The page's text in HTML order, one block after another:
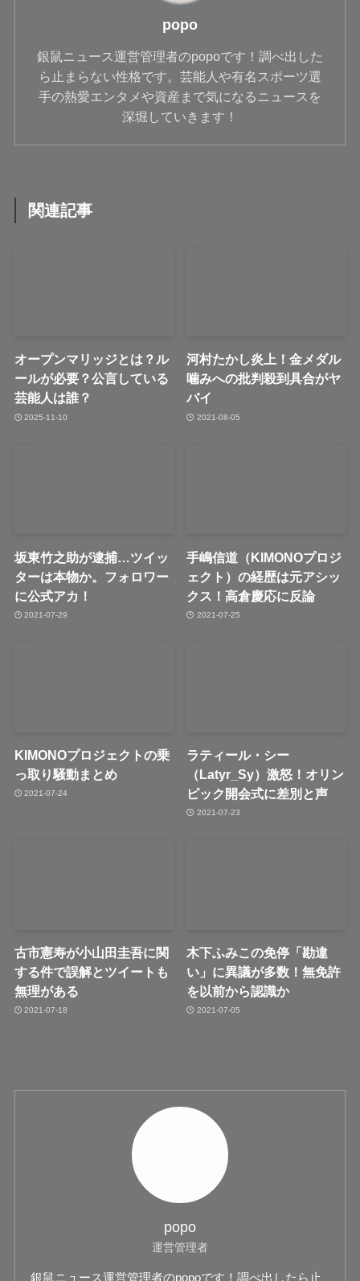
popo
銀鼠ニュース運営管理者のpopoです！調べ出した
ら止まらない性格です。芸能人や有名スポーツ選
手の熱愛エンタメや資産まで気になるニュースを
深堀していきます！
関連記事
オープンマリッジとは？ル
ールが必要？公言している
芸能人は誰？
2025-11-10
河村たかし炎上！金メダル
噛みへの批判殺到具合がヤ
バイ
2021-08-05
坂東竹之助が逮捕…ツイッ
ターは本物か。フォロワー
に公式アカ！
2021-07-29
手嶋信道（KIMONOプロジ
ェクト）の経歴は元アシッ
クス！高倉慶応に反論
2021-07-25
KIMONOプロジェクトの乗
っ取り騒動まとめ
2021-07-24
ラティール・シー
（Latyr_Sy）激怒！オリン
ピック開会式に差別と声
2021-07-23
古市憲寿が小山田圭吾に関
する件で誤解とツイートも
無理がある
2021-07-18
木下ふみこの免停「勘違
い」に異議が多数！無免許
を以前から認識か
2021-07-05
popo
運営管理者
銀鼠ニュース運営管理者のpopoです！調べ出したら止